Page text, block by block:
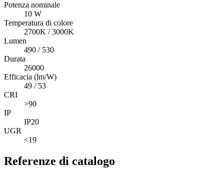
Potenza nominale
10 W
Temperatura di colore
2700K / 3000K
Lumen
490 / 530
Durata
26000
Efficacia (lm/W)
49 / 53
CRI
>90
IP
IP20
UGR
<19
Referenze di catalogo